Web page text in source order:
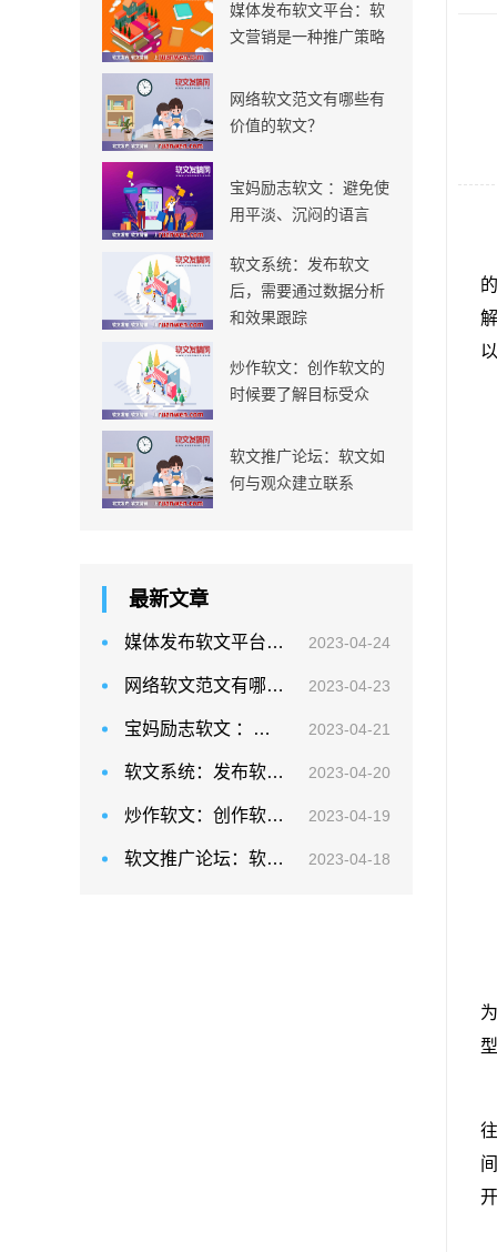
媒体发布软文平台：软
文营销是一种推广策略
网络软文范文有哪些有
价值的软文？
宝妈励志软文 ：避免使
用平淡、沉闷的语言
软文系统：发布软文
后，需要通过数据分析
和效果跟踪
炒作软文：创作软文的
时候要了解目标受众
软文推广论坛：软文如
何与观众建立联系
最新文章
媒体发布软文平台：软文营销是一种推广策略 2023-04-24
网络软文范文有哪些有价值的软文？ 2023-04-23
宝妈励志软文 ：避免使用平淡、沉闷的语言 2023-04-21
软文系统：发布软文后，需要通过数据分析和效果跟踪 2023-04-20
炒作软文：创作软文的时候要了解目标受众 2023-04-19
软文推广论坛：软文如何与观众建立联系 2023-04-18